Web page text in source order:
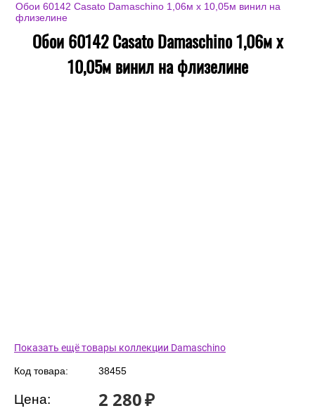
Обои 60142 Casato Damaschino 1,06м х 10,05м винил на
флизелине
Обои 60142 Casato Damaschino 1,06м х
10,05м винил на флизелине
Показать ещё товары коллекции Damaschino
Код товара: 38455
Цена: 2 280₽